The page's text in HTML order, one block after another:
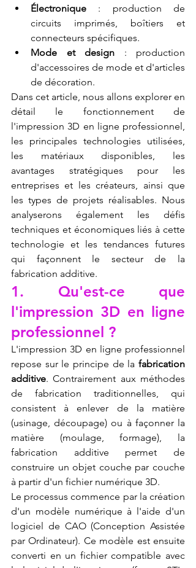
Électronique : production de
circuits imprimés, boîtiers et
connecteurs spécifiques.
Mode et design : production
d'accessoires de mode et d'articles
de décoration.
Dans cet article, nous allons explorer en
détail le fonctionnement de
l'impression 3D en ligne professionnel,
les principales technologies utilisées,
les matériaux disponibles, les
avantages stratégiques pour les
entreprises et les créateurs, ainsi que
les types de projets réalisables. Nous
analyserons également les défis
techniques et économiques liés à cette
technologie et les tendances futures
qui façonnent le secteur de la
fabrication additive.
1. Qu'est-ce que
l'impression 3D en ligne
professionnel ?
L'impression 3D en ligne professionnel
repose sur le principe de la fabrication
additive. Contrairement aux méthodes
de fabrication traditionnelles, qui
consistent à enlever de la matière
(usinage, découpage) ou à façonner la
matière (moulage, formage), la
fabrication additive permet de
construire un objet couche par couche
à partir d'un fichier numérique 3D.
Le processus commence par la création
d'un modèle numérique à l'aide d'un
logiciel de CAO (Conception Assistée
par Ordinateur). Ce modèle est ensuite
converti en un fichier compatible avec